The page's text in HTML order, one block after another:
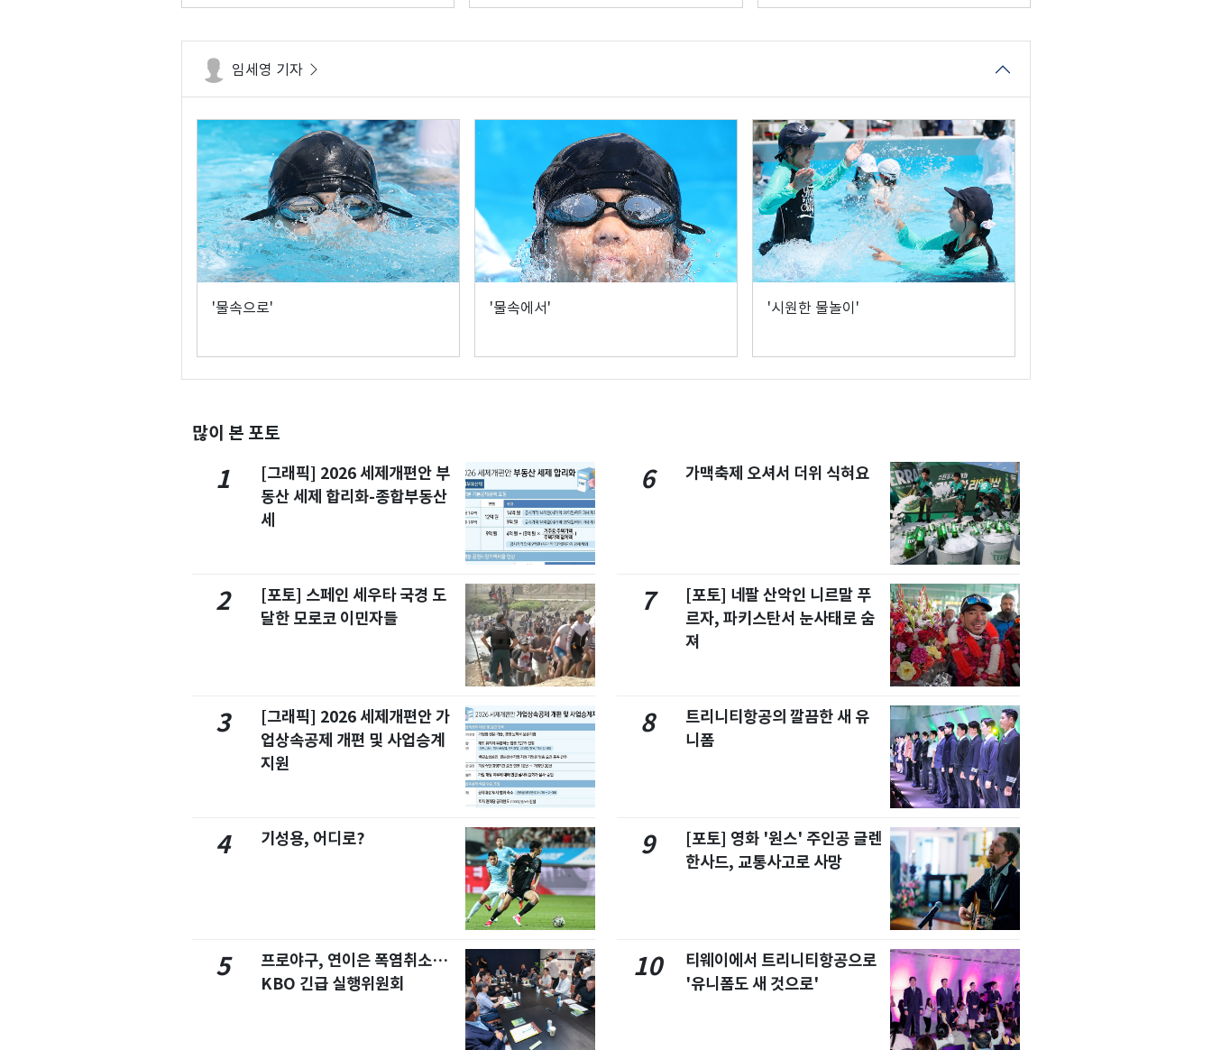
임세영 기자
'물속으로' '물속에서' '시원한 물놀이'
많이 본 포토
1
[그래픽] 2026 세제개편안 부
동산 세제 합리화-종합부동산
세
2
[포토] 스페인 세우타 국경 도
달한 모로코 이민자들
3
[그래픽] 2026 세제개편안 가
업상속공제 개편 및 사업승계
지원
4 기성용, 어디로?
5
프로야구, 연이은 폭염취소…
KBO 긴급 실행위원회
6 가맥축제 오셔서 더위 식혀요
7
[포토] 네팔 산악인 니르말 푸
르자, 파키스탄서 눈사태로 숨
져
8
트리니티항공의 깔끔한 새 유
니폼
9
[포토] 영화 '원스' 주인공 글렌
한사드, 교통사고로 사망
10
티웨이에서 트리니티항공으로
'유니폼도 새 것으로'